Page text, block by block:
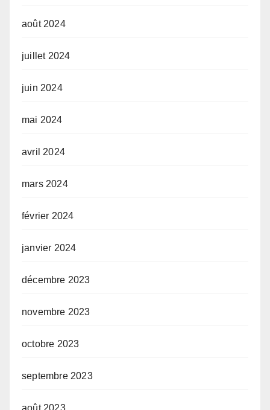
août 2024
juillet 2024
juin 2024
mai 2024
avril 2024
mars 2024
février 2024
janvier 2024
décembre 2023
novembre 2023
octobre 2023
septembre 2023
août 2023